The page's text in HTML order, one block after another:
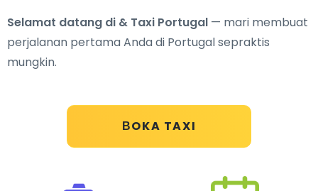
ВOKA TAXI
Selamat datang di & Taxi Portugal — mari membuat
perjalanan pertama Anda di Portugal sepraktis
mungkin.